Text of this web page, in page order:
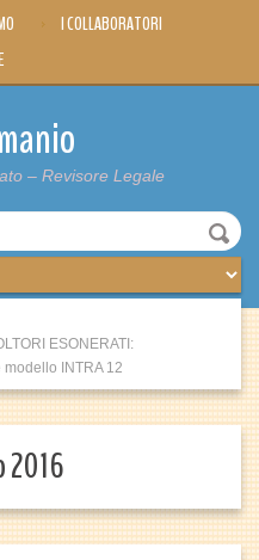
I COLLABORATORI
– Revisore Legale
ESONERATI:
INTRA 12
2016